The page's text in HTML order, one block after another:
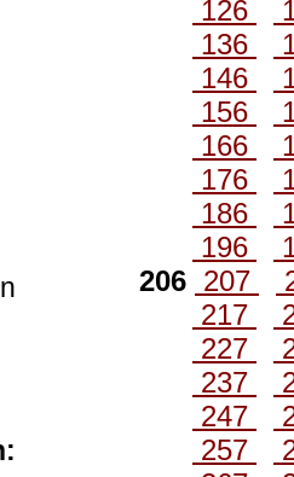
126
136
146
156
166
176
186
196
206 207
217
227
237
247
257